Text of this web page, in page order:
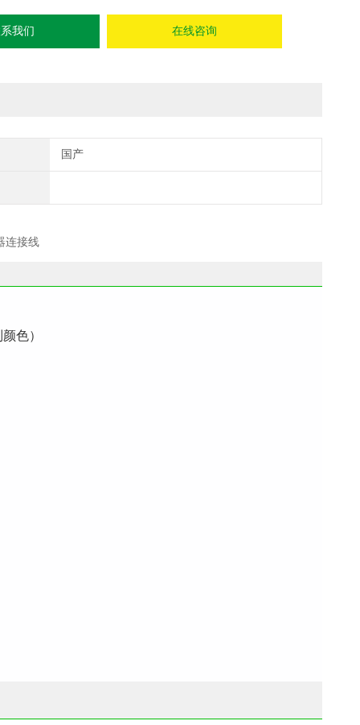
我们 在线咨询
国产
色）